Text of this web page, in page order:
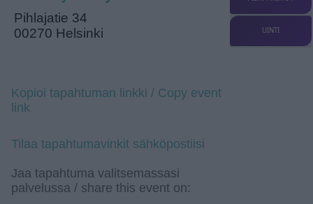
Pihlajatie 34
00270 Helsinki
Kopioi tapahtuman linkki / Copy event
link
Tilaa tapahtumavinkit sähköpostiisi
Jaa tapahtuma valitsemassasi
palvelussa / share this event on:
UINTI